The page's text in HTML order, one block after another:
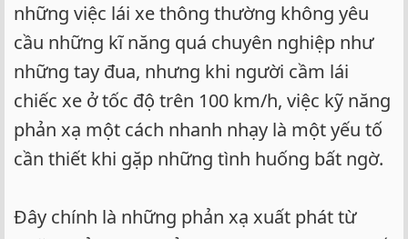
những việc lái xe thông thường không yêu
cầu những kĩ năng quá chuyên nghiệp như
những tay đua, nhưng khi người cầm lái
chiếc xe ở tốc độ trên 100 km/h, việc kỹ năng
phản xạ một cách nhanh nhạy là một yếu tố
cần thiết khi gặp những tình huống bất ngờ.
Đây chính là những phản xạ xuất phát từ